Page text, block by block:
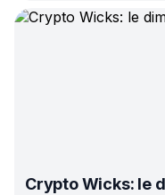
Crypto Wicks: le